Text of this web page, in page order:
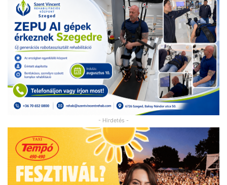
- Hirdetés -